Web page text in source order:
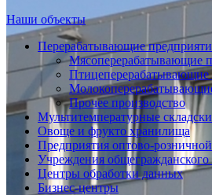
Наши объекты
Перерабатывающие
Мясоперерабатывающие
Птицеперерабатывающие
Прочее производство
Мультитемпературные
Овоще и фрукто хранилища
Предприятия оптово-
Учреждения общегражданского
Центры обработки данных
Бизнес-центры